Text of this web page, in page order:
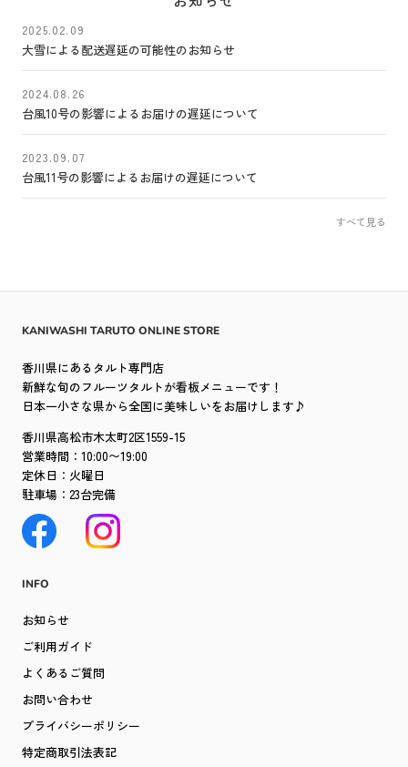
2025.02.09
大雪による配送遅延の可能性のお知らせ
2024.08.26
台風10号の影響によるお届けの遅延について
2023.09.07
台風11号の影響によるお届けの遅延について
すべて見る
KANIWASHI TARUTO ONLINE STORE
香川県にあるタルト専門店
新鮮な旬のフルーツタルトが看板メニューです！
日本一小さな県から全国に美味しいをお届けします♪
香川県高松市木太町2区1559-15
営業時間：10:00〜19:00
定休日：火曜日
駐車場：23台完備
INFO
お知らせ
ご利用ガイド
よくあるご質問
お問い合わせ
プライバシーポリシー
特定商取引法表記